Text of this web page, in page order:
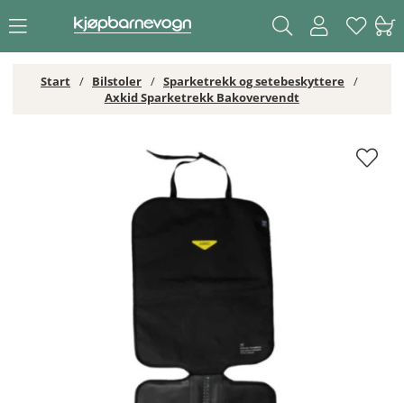
Start Bilstoler
Sparketrekk og setebeskyttere
Axkid Sparketrekk Bakovervendt
Axkid Sparketrekk Bakovervendt